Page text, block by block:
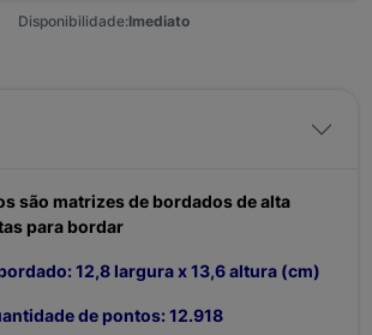
Disponibilidade:Imediato
são matrizes de bordados de alta
para bordar
12,8 largura x 13,6 altura (cm)
de pontos: 12.918